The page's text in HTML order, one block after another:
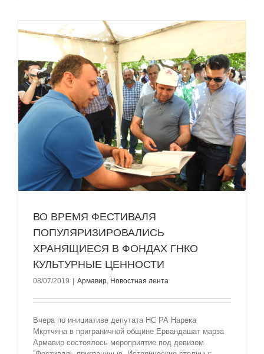
ВО ВРЕМЯ ФЕСТИВАЛЯ
ПОПУЛЯРИЗИРОВАЛИСЬ
ХРАНЯЩИЕСЯ В ФОНДАХ ГНКО
КУЛЬТУРНЫЕ ЦЕННОСТИ
08/07/2019 Армавир, Новостная лента
Вчера по инициативе депутата НС РА Нарека
Мкртчяна в приграничной общине Ервандашат марза
Армавир состоялось мероприятие под девизом